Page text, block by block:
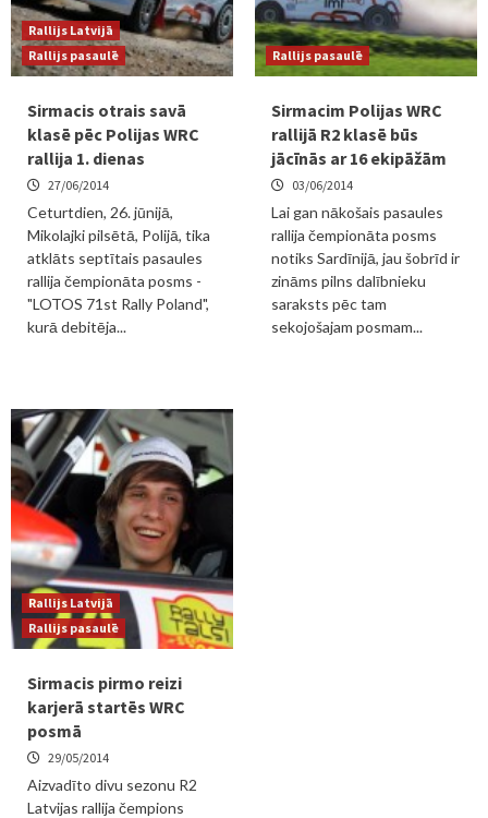
Rallijs Latvijā
Rallijs pasaulē
Sirmacis otrais savā
klasē pēc Polijas WRC
rallija 1. dienas
27/06/2014
Ceturtdien, 26. jūnijā,
Mikolajki pilsētā, Polijā, tika
atklāts septītais pasaules
rallija čempionāta posms -
"LOTOS 71st Rally Poland",
kurā debitēja...
Rallijs pasaulē
Sirmacim Polijas WRC
rallijā R2 klasē būs
jācīnās ar 16 ekipāžām
03/06/2014
Lai gan nākošais pasaules
rallija čempionāta posms
notiks Sardīnijā, jau šobrīd ir
zināms pilns dalībnieku
saraksts pēc tam
sekojošajam posmam...
Rallijs Latvijā
Rallijs pasaulē
Sirmacis pirmo reizi
karjerā startēs WRC
posmā
29/05/2014
Aizvadīto divu sezonu R2
Latvijas rallija čempions